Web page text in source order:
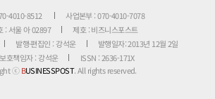
4010-8512
사업본부 : 070-4010-7078
: 서울 아 02897
제호 : 비즈니스포스트
발행·편집인 : 강석운
발행일자: 2013년 12월 2일
호책임자 : 강석운
ISSN : 2636-171X
ⓒBUSINESSPOST. All rights reserved.